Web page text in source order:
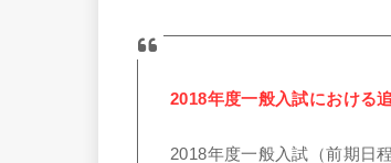
2018年度一般入試における
2018年度一般入試（前期日